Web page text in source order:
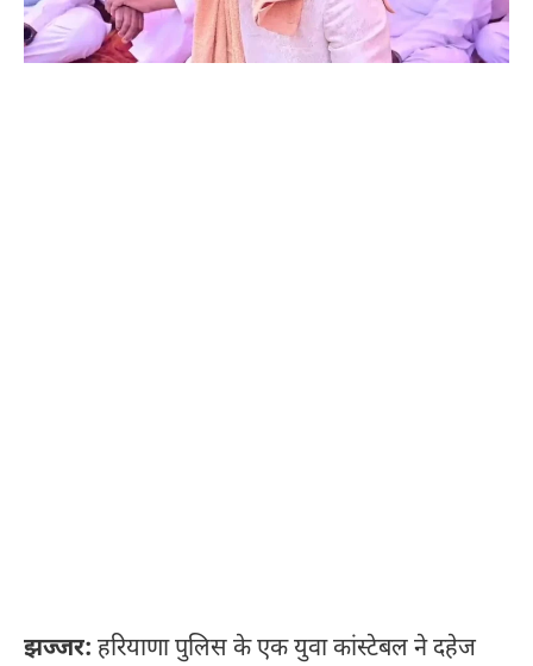
झज्जर: हरियाणा पुलिस के एक युवा कांस्टेबल ने दहेज